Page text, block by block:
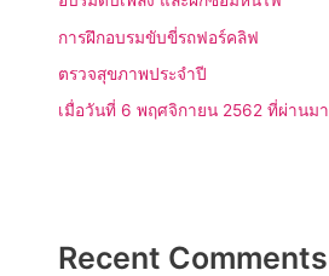
การฝึกอบรมขับขี่รถฟอร์คลิฟ
ตรวจสุขภาพประจำปี
เมื่อวันที่ 6 พฤศจิกายน 2562 ที่ผ่านมา
Recent Comments